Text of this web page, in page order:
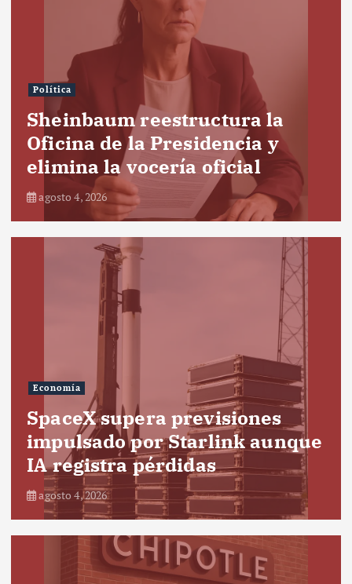
Política
Sheinbaum reestructura la
Oficina de la Presidencia y
elimina la vocería oficial
agosto 4, 2026
Economía
SpaceX supera previsiones
impulsado por Starlink aunque
IA registra pérdidas
agosto 4, 2026